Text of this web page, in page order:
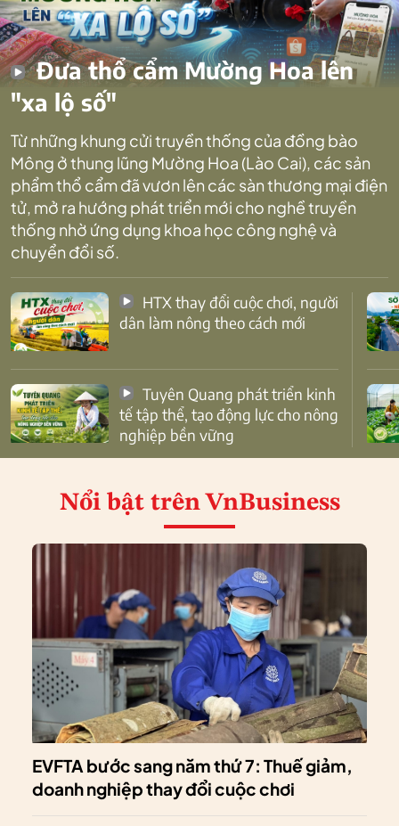
Đưa thổ cẩm Mường Hoa lên
"xa lộ số"
Từ những khung cửi truyền thống của đồng bào
Mông ở thung lũng Mường Hoa (Lào Cai), các sản
phẩm thổ cẩm đã vươn lên các sàn thương mại điện
tử, mở ra hướng phát triển mới cho nghề truyền
thống nhờ ứng dụng khoa học công nghệ và
chuyển đổi số.
dân làm nông theo cách mới
tế tập thể, tạo động lực cho nông
nghiệp bền vững
Nổi bật trên VnBusiness
EVFTA bước sang năm thứ 7: Thuế giảm,
doanh nghiệp thay đổi cuộc chơi